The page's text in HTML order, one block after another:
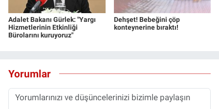
Adalet Bakanı Gürlek: "Yargı
Hizmetlerinin Etkinliği
Bürolarını kuruyoruz"
Dehşet! Bebeğini çöp
konteynerine bıraktı!
Yorumlar